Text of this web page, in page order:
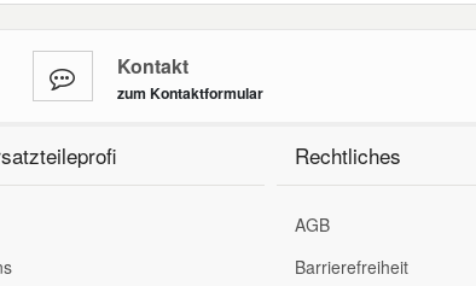
Kontakt
zum Kontaktformular
Rechtliches
AGB
Barrierefreiheit